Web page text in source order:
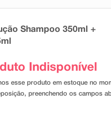
Shampoo 350ml +